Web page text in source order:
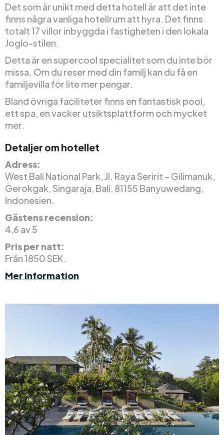
Det som är unikt med detta hotell är att det inte
finns några vanliga hotellrum att hyra. Det finns
totalt 17 villor inbyggda i fastigheten i den lokala
Joglo-stilen.
Detta är en supercool specialitet som du inte bör
missa. Om du reser med din familj kan du få en
familjevilla för lite mer pengar.
Bland övriga faciliteter finns en fantastisk pool,
ett spa, en vacker utsiktsplattform och mycket
mer.
Detaljer om hotellet
Adress:
West Bali National Park, Jl. Raya Seririt – Gilimanuk,
Gerokgak, Singaraja, Bali, 81155 Banyuwedang,
Indonesien.
Gästens recension:
4,6 av 5
Pris per natt:
Från 1850 SEK.
Mer information